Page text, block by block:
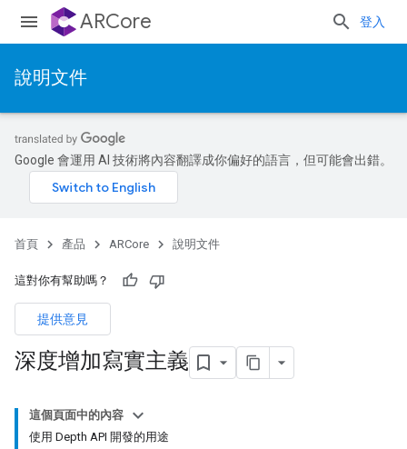
ARCore 登入
說明文件
Google 會運用 AI 技術將內容翻譯成你偏好的語言，但可能會出錯。
首頁 產品 ARCore 說明文件
這對你有幫助嗎？
提供意見
深度增加寫實主義
這個頁面中的內容
使用 Depth API 開發的用途